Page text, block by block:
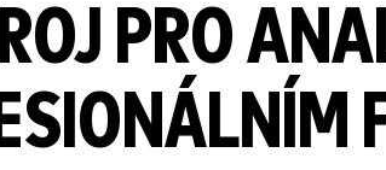
PRO